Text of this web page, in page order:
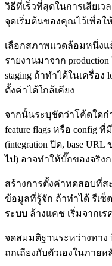
วิธีที่เร็วที่สุดในการเสียเ
จุดเริ่มต้นของคุณไว้เพื่อ
เลือกสภาพแวดล้อมหนึ่ง
รายงานมาจาก
staging ถ้าทำได้ในเครื่อ
ตั้งค่าได้ใกล้เคียง
จากนั้นระบุชัดว่าโค้ดใดก
feature flags หรือ config
(integration ปิด, base
ไป) อาจทำให้บั๊กของจริง
สร้างการตั้งค่าทดสอบที่
ข้อมูลที่รู้จัก ถ้าทำได้ รีเซ็
ระบบ ล้างแคช เริ่มจากเร
จดสมมติฐานระหว่างทาง
ถกเถียงกับตัวเองในภายห